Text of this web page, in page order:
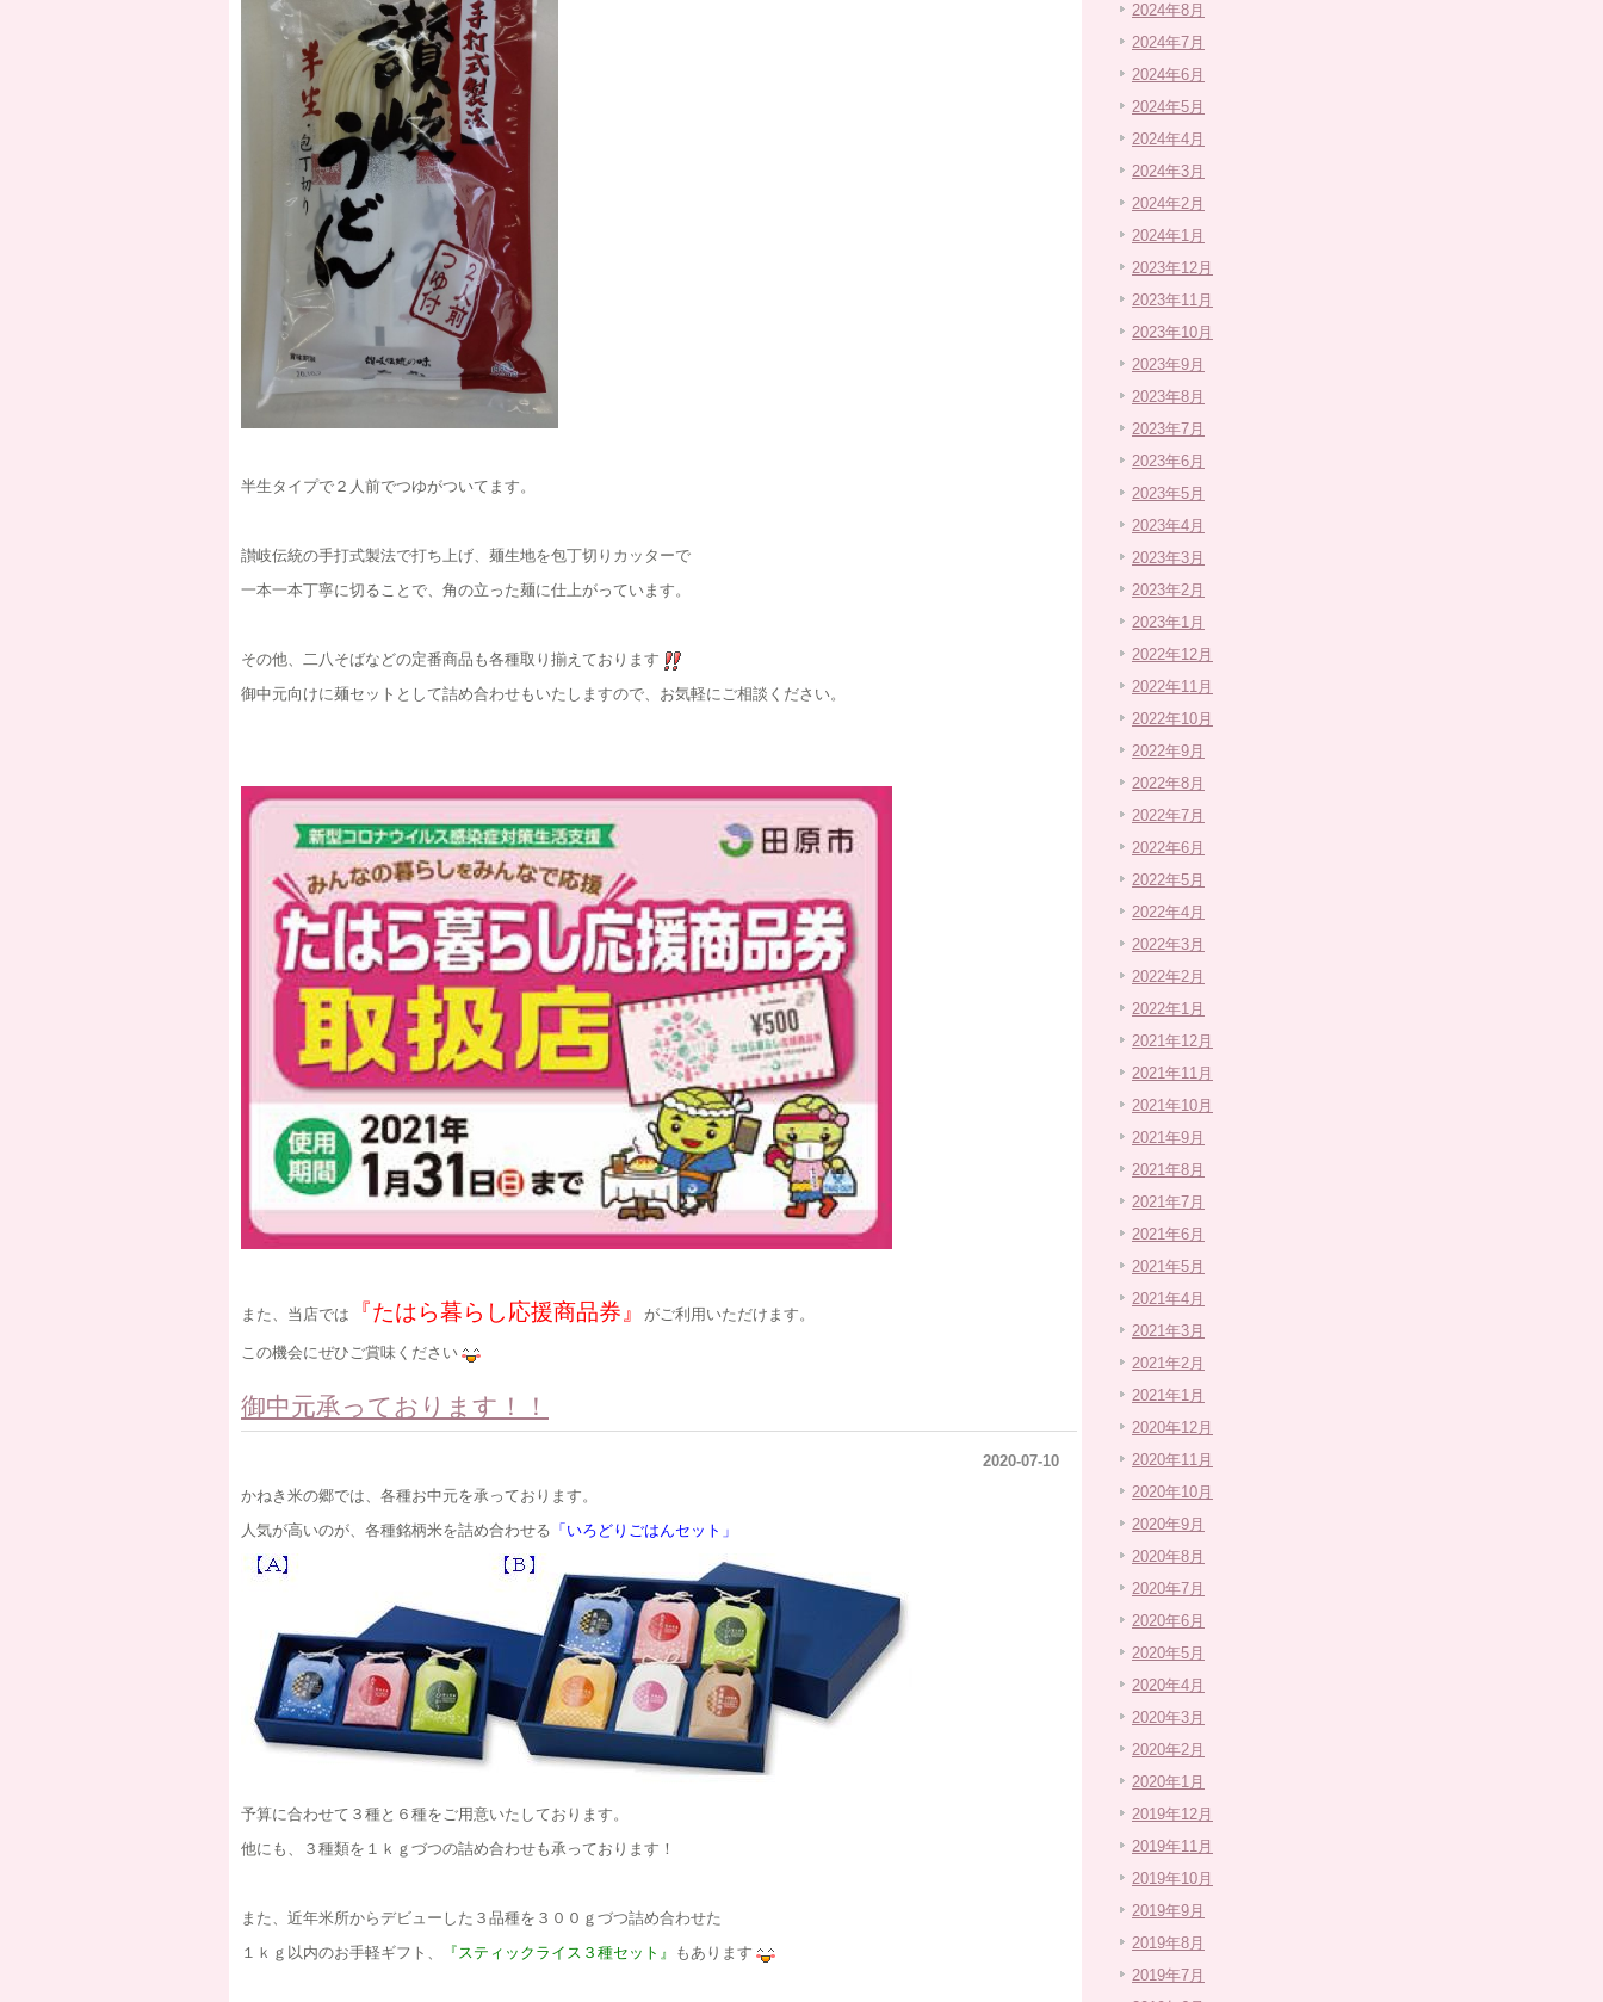
半生タイプで２人前でつゆがついてます。
讃岐伝統の手打式製法で打ち上げ、麺生地を包丁切りカッターで
一本一本丁寧に切ることで、角の立った麺に仕上がっています。
その他、二八そばなどの定番商品も各種取り揃えております
御中元向けに麺セットとして詰め合わせもいたしますので、お気軽にご相談ください。
また、当店では 『たはら暮らし応援商品券』 がご利用いただけます。
この機会にぜひご賞味ください
御中元承っております！！
2020-07-10
かねき米の郷では、各種お中元を承っております。
人気が高いのが、各種銘柄米を詰め合わせる 「いろどりごはんセット」
予算に合わせて３種と６種をご用意いたしております。
他にも、３種類を１ｋｇづつの詰め合わせも承っております！
また、近年米所からデビューした３品種を３００ｇづつ詰め合わせた
１ｋｇ以内のお手軽ギフト、
『スティックライス３種セット』 もあります
2024年8月
2024年7月
2024年6月
2024年5月
2024年4月
2024年3月
2024年2月
2024年1月
2023年12月
2023年11月
2023年10月
2023年9月
2023年8月
2023年7月
2023年6月
2023年5月
2023年4月
2023年3月
2023年2月
2023年1月
2022年12月
2022年11月
2022年10月
2022年9月
2022年8月
2022年7月
2022年6月
2022年5月
2022年4月
2022年3月
2022年2月
2022年1月
2021年12月
2021年11月
2021年10月
2021年9月
2021年8月
2021年7月
2021年6月
2021年5月
2021年4月
2021年3月
2021年2月
2021年1月
2020年12月
2020年11月
2020年10月
2020年9月
2020年8月
2020年7月
2020年6月
2020年5月
2020年4月
2020年3月
2020年2月
2020年1月
2019年12月
2019年11月
2019年10月
2019年9月
2019年8月
2019年7月